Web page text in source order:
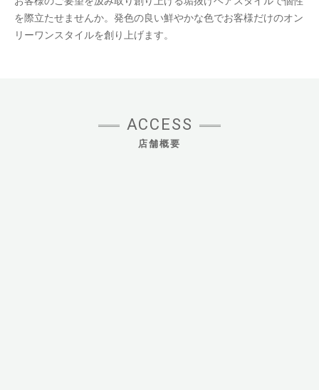
を際立たせませんか。発色の良い鮮やかな色でお客様だけのオン
リーワンスタイルを創り上げます。
店舗概要
ACCESS